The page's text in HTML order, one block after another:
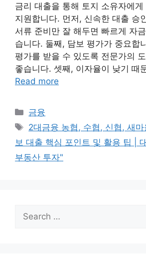
금리 대출을 통해 토지 소유자에
지원합니다. 먼저, 신속한 대출 승
서류 준비만 잘 해두면 빠르게 자
습니다. 둘째, 담보 평가가 중요합
평가를 받을 수 있도록 전문가의
좋습니다. 셋째, 이자율이 낮기 때
Read more
Categories
금융
Tags
2대금융 농협, 수협, 신협, 새
보 대출 핵심 포인트 및 활용 팁 |
부동산 투자"
for: